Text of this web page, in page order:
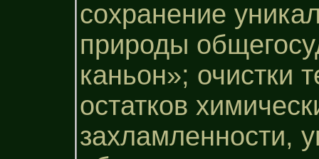
сохранение
природы
каньон»; очистки
остатков
захламленности,